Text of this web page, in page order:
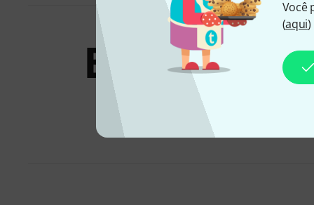
Você
(aqui)
Bundles &
ofertas